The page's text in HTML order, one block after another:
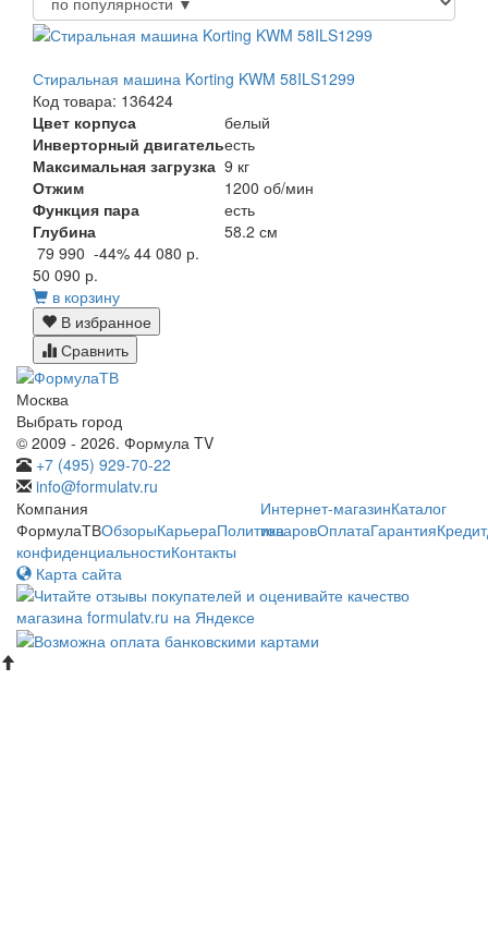
Стиральная машина Korting KWM 58ILS1299
Код товара: 136424
Цвет корпуса
белый
Инверторный двигательесть
Максимальная загрузка 9 кг
Отжим
1200 об/мин
Функция пара
есть
Глубина
58.2 см
79 990 -44% 44 080 р.
50 090 р.
в корзину
В избранное
Сравнить
Москва
Выбрать город
© 2009 - 2026. Формула TV
+7 (495) 929-70-22
info@formulatv.ru
Компания
ФормулаТВОбзорыКарьераПолитика
конфиденциальностиКонтакты
Интернет-магазинКаталог
товаровОплатаГарантияКредит
Карта сайта